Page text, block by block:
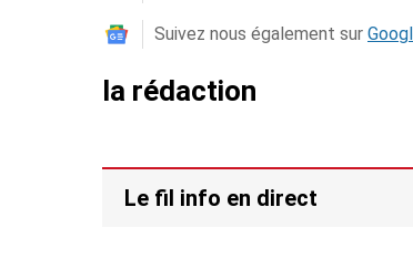
Suivez nous également sur
la rédaction
Le fil info en direct